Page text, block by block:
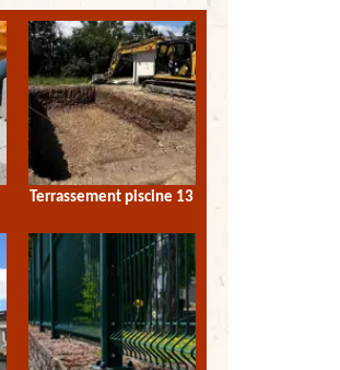
Terrassement piscine 13